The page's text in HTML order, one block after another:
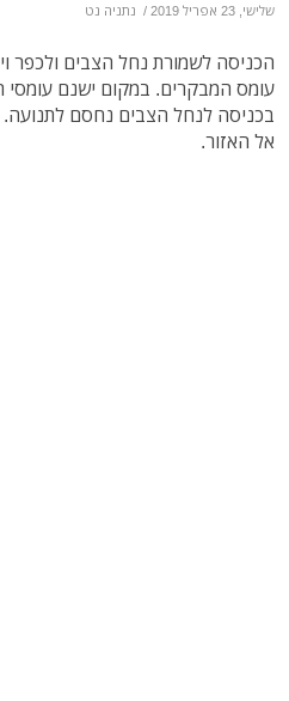
שלישי, 23 אפריל 2019 / נתניה נט
הכניסה לשמורת נחל הצבים ולכפר
בכניסה לנחל הצבים נחסם
אל האזור.